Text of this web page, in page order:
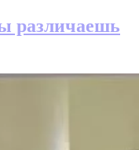
различаешь